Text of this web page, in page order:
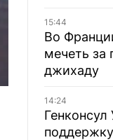
15:44
Во
мечеть
джихаду
14:24